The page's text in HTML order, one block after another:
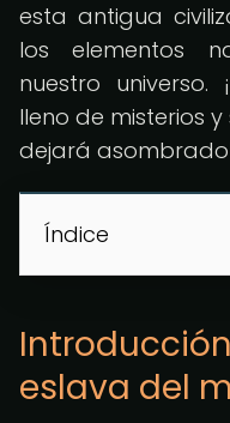
esta antigua
los elementos
nuestro
lleno de misterios
dejará
Índice
eslava del